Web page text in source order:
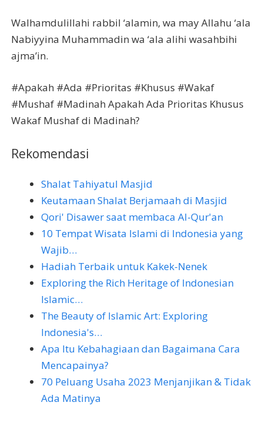
Walhamdulillahi rabbil ‘alamin, wa may Allahu ‘ala
Nabiyyina Muhammadin wa ‘ala alihi wasahbihi
ajma’in.
#Apakah #Ada #Prioritas #Khusus #Wakaf
#Mushaf #Madinah Apakah Ada Prioritas Khusus
Wakaf Mushaf di Madinah?
Rekomendasi
Shalat Tahiyatul Masjid
Keutamaan Shalat Berjamaah di Masjid
Qori' Disawer saat membaca Al-Qur'an
10 Tempat Wisata Islami di Indonesia yang
Wajib…
Hadiah Terbaik untuk Kakek-Nenek
Exploring the Rich Heritage of Indonesian
Islamic…
The Beauty of Islamic Art: Exploring
Indonesia's…
Apa Itu Kebahagiaan dan Bagaimana Cara
Mencapainya?
70 Peluang Usaha 2023 Menjanjikan & Tidak
Ada Matinya